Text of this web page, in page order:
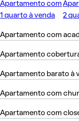
Apartamento com
1 quarto à venda
2
Apartamento com
Apartamento
Apartamento barato à
Apartamento com
Apartamento com